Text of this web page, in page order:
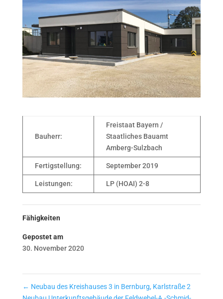
Bauherr:
Freistaat Bayern /
Staatliches Bauamt
Amberg-Sulzbach
Fertigstellung: September 2019
Leistungen: LP (HOAI) 2-8
Fähigkeiten
Gepostet am
30. November 2020
← Neubau des Kreishauses 3 in Bernburg, Karlstraße 2